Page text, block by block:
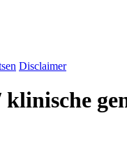
Disclaimer
klinische